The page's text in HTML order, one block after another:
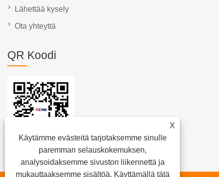
X
Käytämme evästeitä tarjotaksemme sinulle
paremman selauskokemuksen,
analysoidaksemme sivuston liikennettä ja
mukauttaaksemme sisältöä. Käyttämällä tätä
Lähettää kysely
Ota yhteyttä
QR Koodi